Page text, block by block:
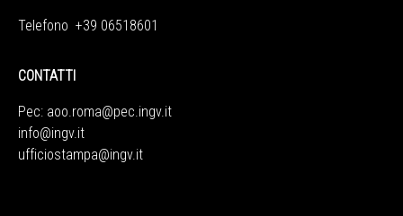
Telefono +39 06518601
CONTATTI
Pec: aoo.roma@pec.ingv.it
info@ingv.it
ufficiostampa@ingv.it